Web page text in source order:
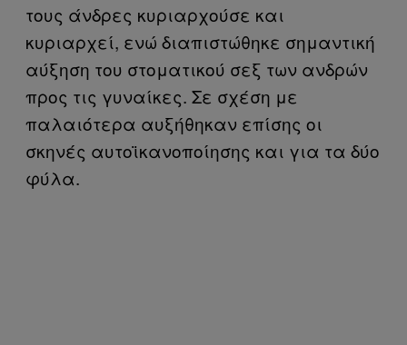
τους άνδρες κυριαρχούσε και
κυριαρχεί, ενώ διαπιστώθηκε σημαντική
αύξηση του στοματικού σεξ των ανδρών
προς τις γυναίκες. Σε σχέση με
παλαιότερα αυξήθηκαν επίσης οι
σκηνές αυτοϊκανοποίησης και για τα δύο
φύλα.